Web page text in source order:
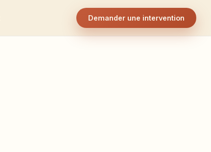
Demander une intervention